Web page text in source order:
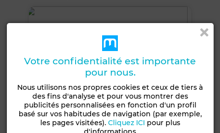
Votre confidentialité est importante
pour nous.
Nous utilisons nos propres cookies et ceux de tiers à
des fins d'analyse et pour vous montrer des
publicités personnalisées en fonction d'un profil
basé sur vos habitudes de navigation (par exemple,
les pages visitées). Cliquez ICI pour plus